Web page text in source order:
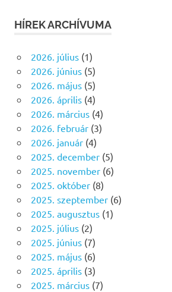
HÍREK ARCHÍVUMA
2026. július(1)
2026. június(5)
2026. május(5)
2026. április(4)
2026. március(4)
2026. február(3)
2026. január(4)
2025. december(5)
2025. november(6)
2025. október(8)
2025. szeptember(6)
2025. augusztus(1)
2025. július(2)
2025. június(7)
2025. május(6)
2025. április(3)
2025. március(7)